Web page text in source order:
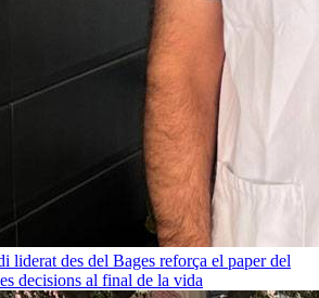
liderat des del Bages reforça el paper del
decisions al final de la vida